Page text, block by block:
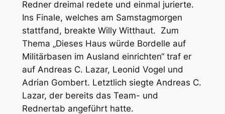
Redner dreimal redete und einmal jurierte.
Ins Finale, welches am Samstagmorgen
stattfand, breakte Willy Witthaut. Zum
Thema „Dieses Haus würde Bordelle auf
Militärbasen im Ausland einrichten“ traf er
auf Andreas C. Lazar, Leonid Vogel und
Adrian Gombert. Letztlich siegte Andreas C.
Lazar, der bereits das Team- und
Rednertab angeführt hatte.